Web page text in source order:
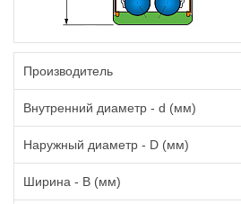
Производитель
Внутренний диаметр - d (мм)
Наружный диаметр - D (мм)
Ширина - B (мм)